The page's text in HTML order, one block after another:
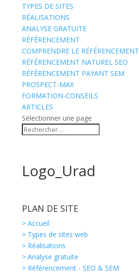
TYPES DE SITES
RÉALISATIONS
ANALYSE GRATUITE
RÉFÉRENCEMENT
COMPRENDRE LE RÉFÉRENCEMENT
RÉFÉRENCEMENT NATUREL SEO
RÉFÉRENCEMENT PAYANT SEM
PROSPECT-MAX
FORMATION-CONSEILS
ARTICLES
Sélectionner une page
Logo_Urad
PLAN DE SITE
> Accueil
> Types de sites web
> Réalisations
> Analyse gratuite
> Référencement - SEO & SEM